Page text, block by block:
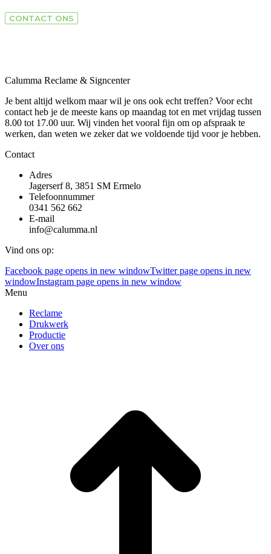
CONTACT ONS
Calumma Reclame & Signcenter
Je bent altijd welkom maar wil je ons ook echt treffen? Voor echt
contact heb je de meeste kans op maandag tot en met vrijdag tussen
8.00 tot 17.00 uur. Wij vinden het vooral fijn om op afspraak te
werken, dan weten we zeker dat we voldoende tijd voor je hebben.
Contact
Adres
Jagerserf 8, 3851 SM Ermelo
Telefoonnummer
0341 562 662
E-mail
info@calumma.nl
Vind ons op:
Facebook page opens in new windowTwitter page opens in new
windowInstagram page opens in new window
Menu
Reclame
Drukwerk
Productie
Over ons